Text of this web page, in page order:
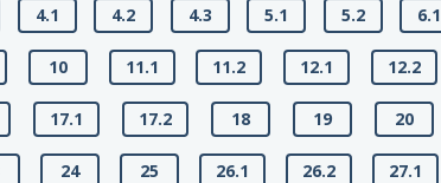
4.1 4.2 4.3 5.1 5.2 6.1
10 11.1 11.2 12.1 12.2
17.1 17.2 18 19 20
24 25 26.1 26.2 27.1